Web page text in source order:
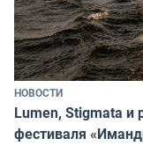
НОВОСТИ
Lumen, Stigmata
фестиваля